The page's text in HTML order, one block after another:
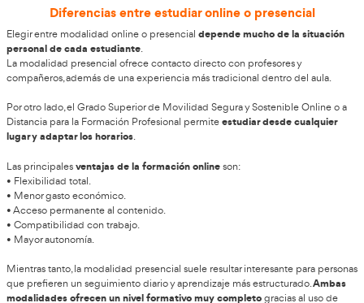
También existenprogramas de orientación para ayudar a
elegir la modalidad más adecuada según sus necesidades y
Cómo es el temario de esta FP
El contenido de la FP Grado Superior en Movilidad Segura y
evolucionado mucho paraadaptarse a los cambios
Entre los módulos más importantes destacan:
• Seguridad vial avanzada.
• Educación y sensibilización ciudadana.
• Gestión de movilidad urbana.
• Prevención de accidentes.
• Psicología aplicada a la conducción.